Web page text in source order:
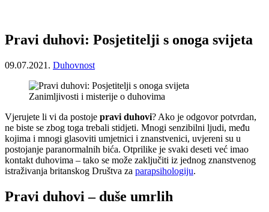
Pravi duhovi: Posjetitelji s onoga svijeta
09.07.2021. Duhovnost
Zanimljivosti i misterije o duhovima
Vjerujete li vi da postoje pravi duhovi? Ako je odgovor potvrdan,
ne biste se zbog toga trebali stidjeti. Mnogi senzibilni ljudi, među
kojima i mnogi glasoviti umjetnici i znanstvenici, uvjereni su u
postojanje paranormalnih bića. Otprilike je svaki deseti već imao
kontakt duhovima – tako se može zaključiti iz jednog znanstvenog
istraživanja britanskog Društva za parapsihologiju.
Pravi duhovi – duše umrlih